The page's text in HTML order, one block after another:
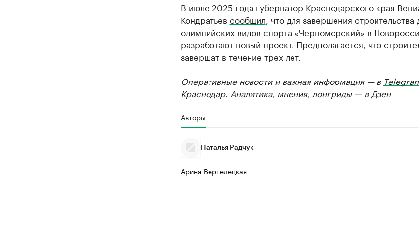
В июле 2025 года губернатор Краснодарского края
Кондратьев сообщил , что для завершения строительства
олимпийских видов спорта «Черноморский» в
разработают новый проект. Предполагается, что
завершат в течение трех лет.
Оперативные новости и важная информация — в
Краснодар. Аналитика, мнения, лонгриды — в Дзен
Авторы
Наталья Радчук
Арина Вертелецкая